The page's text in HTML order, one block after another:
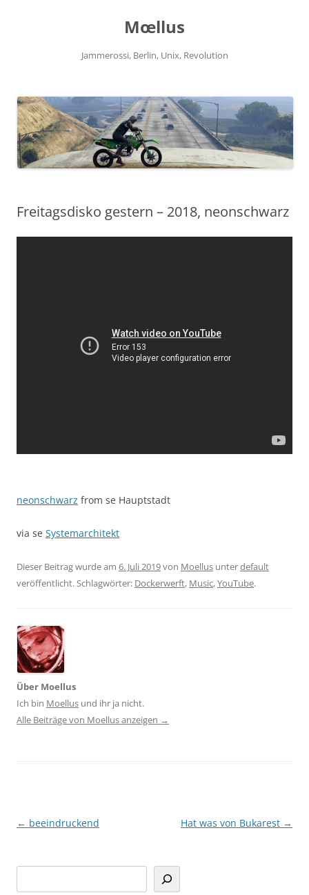
Mœllus
Jammerossi, Berlin, Unix, Revolution
Freitagsdisko gestern – 2018, neonschwarz
neonschwarz from se Hauptstadt
via se Systemarchitekt
Dieser Beitrag wurde am 6. Juli 2019von Moellus unterdefault
veröffentlicht. Schlagwörter: Dockerwerft, Music,YouTube.
Über Moellus
Ich bin Moellus und ihr ja nicht.
Alle Beiträge von Moellus anzeigen →
Beitragsnavigation
← beeindruckend Hat was von Bukarest →